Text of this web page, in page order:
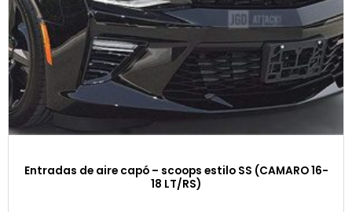
Entradas de aire capó – scoops estilo SS (CAMARO 16-
18 LT/RS)